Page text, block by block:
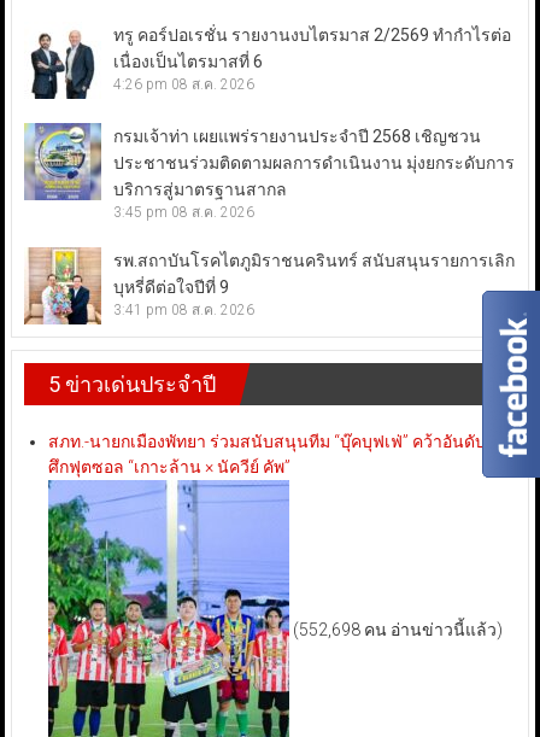
ทรู คอร์ปอเรชั่น รายงานงบไตรมาส 2/2569 ทำกำไรต่อ
เนื่องเป็นไตรมาสที่ 6
4:26 pm 08 ส.ค. 2026
กรมเจ้าท่า เผยแพร่รายงานประจำปี 2568 เชิญชวน
ประชาชนร่วมติดตามผลการดำเนินงาน มุ่งยกระดับการ
บริการสู่มาตรฐานสากล
3:45 pm 08 ส.ค. 2026
รพ.สถาบันโรคไตภูมิราชนครินทร์ สนับสนุนรายการเลิก
บุหรี่ดีต่อใจปีที่ 9
3:41 pm 08 ส.ค. 2026
5 ข่าวเด่นประจำปี
สภท.-นายกเมืองพัทยา ร่วมสนับสนุนทีม “บุ๊คบุฟเฟ่” คว้าอันดับ 3
ศึกฟุตซอล “เกาะล้าน × นัควีย์ คัพ”
(552,698 คน อ่านข่าวนี้แล้ว)